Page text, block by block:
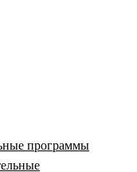
программы